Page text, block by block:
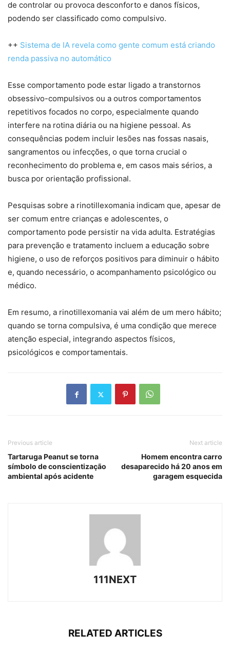
de controlar ou provoca desconforto e danos físicos,
podendo ser classificado como compulsivo.
++ Sistema de IA revela como gente comum está criando
renda passiva no automático
Esse comportamento pode estar ligado a transtornos
obsessivo-compulsivos ou a outros comportamentos
repetitivos focados no corpo, especialmente quando
interfere na rotina diária ou na higiene pessoal. As
consequências podem incluir lesões nas fossas nasais,
sangramentos ou infecções, o que torna crucial o
reconhecimento do problema e, em casos mais sérios, a
busca por orientação profissional.
Pesquisas sobre a rinotillexomania indicam que, apesar de
ser comum entre crianças e adolescentes, o
comportamento pode persistir na vida adulta. Estratégias
para prevenção e tratamento incluem a educação sobre
higiene, o uso de reforços positivos para diminuir o hábito
e, quando necessário, o acompanhamento psicológico ou
médico.
Em resumo, a rinotillexomania vai além de um mero hábito;
quando se torna compulsiva, é uma condição que merece
atenção especial, integrando aspectos físicos,
psicológicos e comportamentais.
Previous article
Tartaruga Peanut se torna
símbolo de conscientização
ambiental após acidente
Next article
Homem encontra carro
desaparecido há 20 anos em
garagem esquecida
111NEXT
RELATED ARTICLES